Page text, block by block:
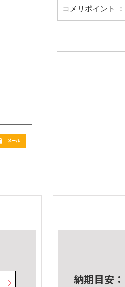
コメリポイント ：
納期目安：